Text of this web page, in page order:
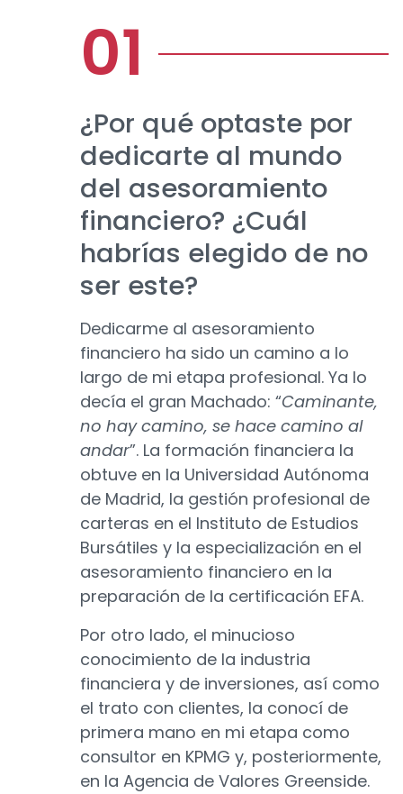
¿Por qué optaste por
dedicarte al mundo
del asesoramiento
financiero? ¿Cuál
habrías elegido de no
ser este?
Dedicarme al asesoramiento
financiero ha sido un camino a lo
largo de mi etapa profesional. Ya lo
decía el gran Machado: “Caminante,
no hay camino, se hace camino al
andar”. La formación financiera la
obtuve en la Universidad Autónoma
de Madrid, la gestión profesional de
carteras en el Instituto de Estudios
Bursátiles y la especialización en el
asesoramiento financiero en la
preparación de la certificación EFA.
Por otro lado, el minucioso
conocimiento de la industria
financiera y de inversiones, así como
el trato con clientes, la conocí de
primera mano en mi etapa como
consultor en KPMG y, posteriormente,
en la Agencia de Valores Greenside.